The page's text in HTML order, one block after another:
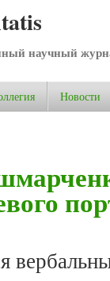
научный
Новости